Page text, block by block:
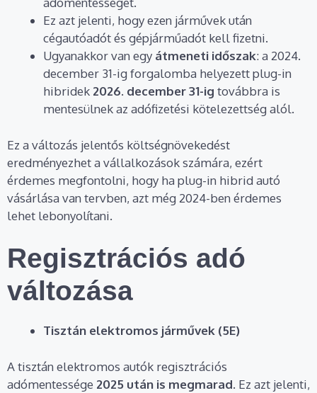
Ez azt jelenti, hogy ezen járművek után
cégautóadót és gépjárműadót kell fizetni.
Ugyanakkor van egy átmeneti időszak: a 2024.
december 31-ig forgalomba helyezett plug-in
hibridek 2026. december 31-ig továbbra is
mentesülnek az adófizetési kötelezettség alól.
Ez a változás jelentős költségnövekedést
eredményezhet a vállalkozások számára, ezért
érdemes megfontolni, hogy ha plug-in hibrid autó
vásárlása van tervben, azt még 2024-ben érdemes
lehet lebonyolítani.
Regisztrációs adó
változása
Tisztán elektromos járművek (5E)
A tisztán elektromos autók regisztrációs
adómentessége 2025 után is megmarad. Ez azt jelenti,